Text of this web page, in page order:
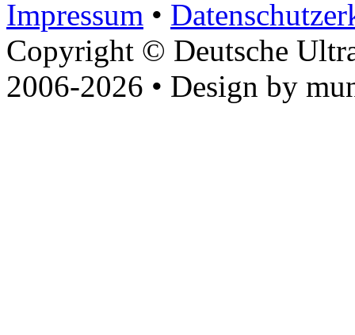
Impressum •
Copyright © Deutsche
2006-2026 • Design by